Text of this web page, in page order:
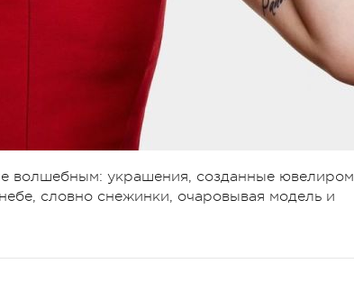
волшебным: украшения, созданные ювелиром
словно снежинки, очаровывая модель и